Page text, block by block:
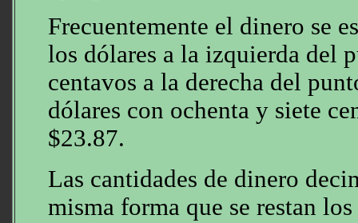
Frecuentemente el dinero se
los dólares a la izquierda del
centavos a la derecha del
dólares con ochenta y siete
$23.87.
Las cantidades de dinero
misma forma que se restan